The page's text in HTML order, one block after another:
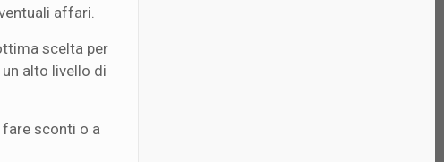
affari.
scelta per
alto livello di
sconti o a